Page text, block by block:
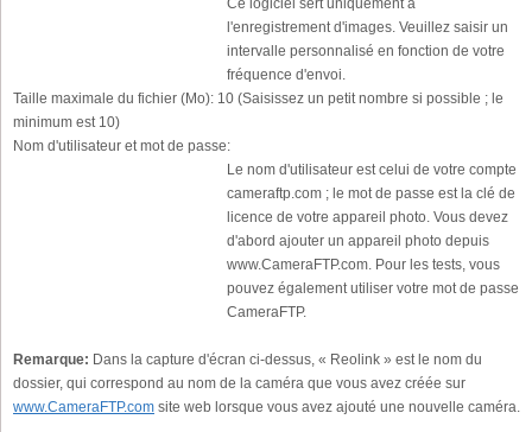
l'enregistrement d'images. Veuillez saisir un
intervalle personnalisé en fonction de votre
fréquence d'envoi.
Taille maximale du fichier (Mo): 10 (Saisissez un petit nombre si possible ; le
minimum est 10)
Nom d'utilisateur et mot de passe:
Le nom d'utilisateur est celui de votre compte
cameraftp.com ; le mot de passe est la clé de
licence de votre appareil photo. Vous devez
d'abord ajouter un appareil photo depuis
www.CameraFTP.com. Pour les tests, vous
pouvez également utiliser votre mot de passe
CameraFTP.
Remarque: Dans la capture d'écran ci-dessus, « Reolink » est le nom du
dossier, qui correspond au nom de la caméra que vous avez créée sur
www.CameraFTP.com site web lorsque vous avez ajouté une nouvelle caméra.